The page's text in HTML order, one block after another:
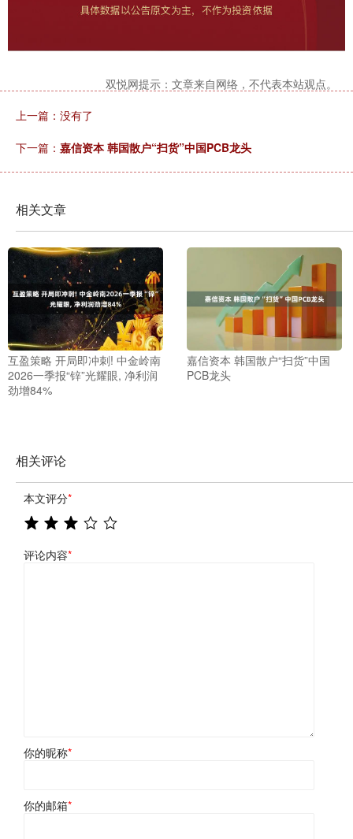
双悦网提示：文章来自网络，不代表本站观点。
上一篇：没有了
下一篇： 嘉信资本 韩国散户“扫货”中国PCB龙头
相关文章
互盈策略 开局即冲刺! 中金岭南
2026一季报“锌”光耀眼, 净利润
劲增84%
嘉信资本 韩国散户“扫货”中国
PCB龙头
相关评论
本文评分*
评论内容*
你的昵称*
你的邮箱*